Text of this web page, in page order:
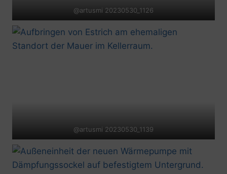
@artusmi 20230530_1126
@artusmi 20230530_1139